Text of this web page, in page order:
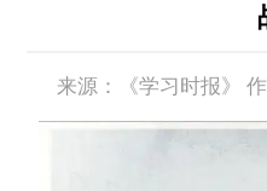
来源：《学习时报》